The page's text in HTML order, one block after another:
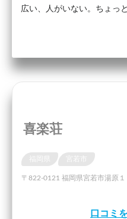
広い、人がいない。ちょっ
喜楽荘
〒822-0121 福岡県宮若市湯原１
口コミ